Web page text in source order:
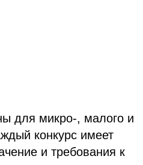
для микро-, малого и
конкурс имеет
и требования к